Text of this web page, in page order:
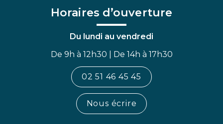
Horaires d’ouverture
Du lundi au vendredi
De 9h à 12h30 | De 14h à 17h30
02 51 46 45 45
Nous écrire